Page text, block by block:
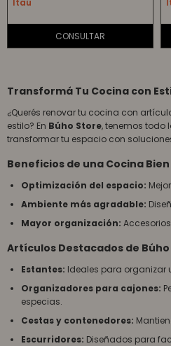
Itaú
Transformá Tu Cocina con
¿Querés renovar tu cocina con
estilo? En Búho Store, tenemos todo
transformar tu espacio con
Beneficios de una Cocina
Optimización del espacio:
Ambiente más agradable:
Mayor organización:
Artículos Destacados de
Estantes: Ideales para organizar
Organizadores para cajones:
especias.
Cestas y contenedores:
Escurridores: Diseñados para